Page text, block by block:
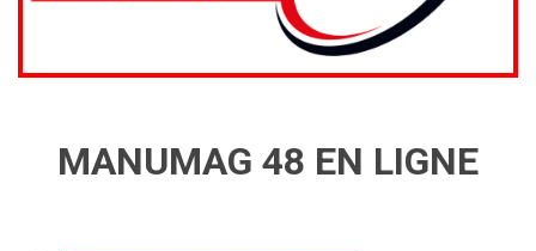
MANUMAG 48 EN LIGNE